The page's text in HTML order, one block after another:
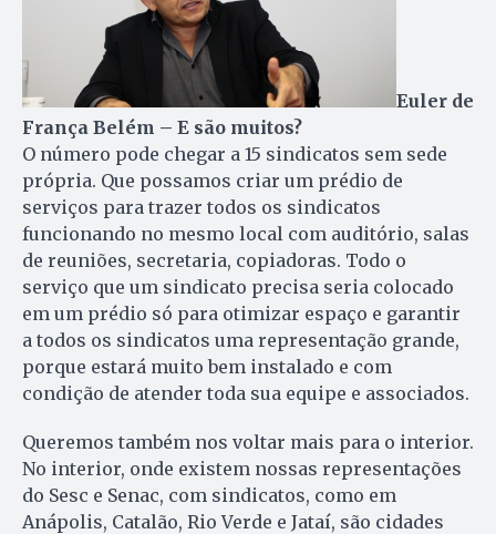
Euler de
França Belém – E são muitos?
O número pode chegar a 15 sindicatos sem sede
própria. Que possamos criar um prédio de
serviços para trazer todos os sindicatos
funcionando no mesmo local com auditório, salas
de reuniões, secretaria, copiadoras. Todo o
serviço que um sindicato precisa seria colocado
em um prédio só para otimizar espaço e garantir
a todos os sindicatos uma representação grande,
porque estará muito bem instalado e com
condição de atender toda sua equipe e associados.
Queremos também nos voltar mais para o interior.
No interior, onde existem nossas representações
do Sesc e Senac, com sindicatos, como em
Anápolis, Catalão, Rio Verde e Jataí, são cidades